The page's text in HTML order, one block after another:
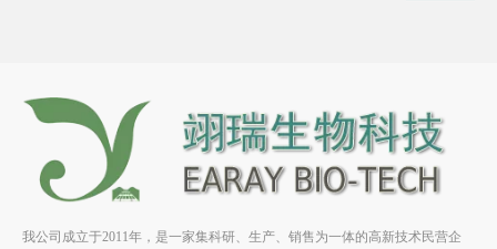
我公司成立于2011年，是一家集科研、生产、销售为一体的高新技术民营企